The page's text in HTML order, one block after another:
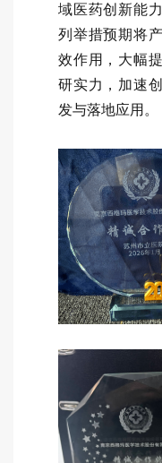
域医药创新能
列举措预期将
效作用，大幅
研实力，加速
发与落地应用。